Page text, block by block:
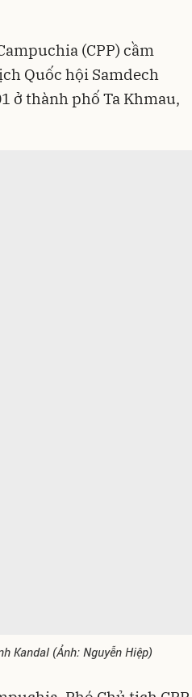
(CPP) cầm
Quốc hội Samdech
ở thành phố Ta Khmau,
Kandal (Ảnh: Nguyễn Hiệp)